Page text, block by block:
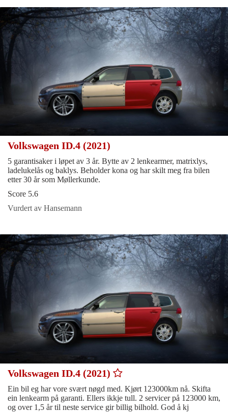
Volkswagen ID.4 (2021)
5 garantisaker i løpet av 3 år. Bytte av 2 lenkearmer, matrixlys,
ladelukelås og baklys. Beholder kona og har skilt meg fra bilen
etter 30 år som Møllerkunde.
Score 5.6
Vurdert av Hansemann
Volkswagen ID.4 (2021)
Ein bil eg har vore svært nøgd med. Kjørt 123000km nå. Skifta
ein lenkearm på garanti. Ellers ikkje tull. 2 servicer på 123000 km,
og over 1,5 år til neste service gir billig bilhold. God å kj